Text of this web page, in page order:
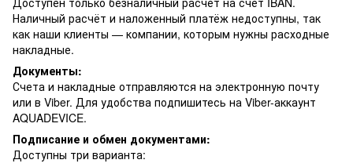
Наличный расчёт и наложенный платёж недоступны, так
как наши клиенты — компании, которым нужны расходные
накладные.
Документы:
Счета и накладные отправляются на электронную почту
или в Viber. Для удобства подпишитесь на Viber-аккаунт
AQUADEVICE.
Подписание и обмен документами:
Доступны три варианта: